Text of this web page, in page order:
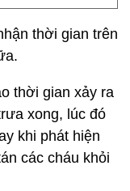
thời gian trên
thời gian xảy ra
xong, lúc đó
khi phát hiện
các cháu khỏi